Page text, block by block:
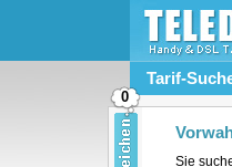
Tarif-
Sie
0